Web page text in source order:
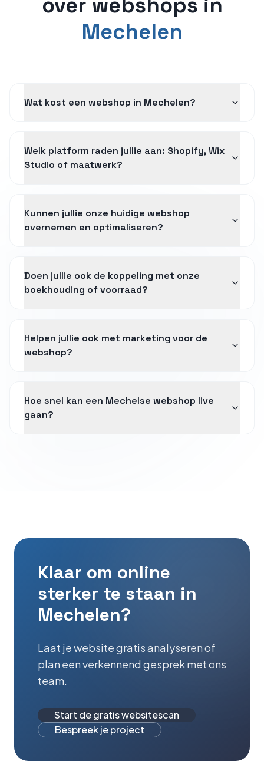
Mechelen
Wat kost een webshop in Mechelen?
Welk platform raden jullie aan: Shopify, Wix
Studio of maatwerk?
Kunnen jullie onze huidige webshop
overnemen en optimaliseren?
Doen jullie ook de koppeling met onze
boekhouding of voorraad?
Helpen jullie ook met marketing voor de
webshop?
Hoe snel kan een Mechelse webshop live
gaan?
Klaar om online
sterker te staan in
Mechelen?
Laat je website gratis analyseren of
plan een verkennend gesprek met ons
team.
Start de gratis websitescan
Bespreek je project